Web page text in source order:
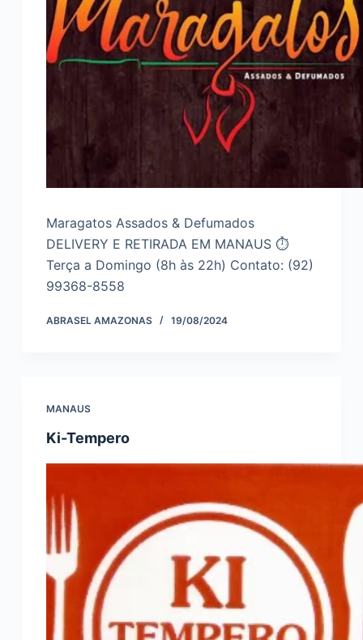
Maragatos Assados & Defumados
DELIVERY E RETIRADA EM MANAUS ⏱
Terça a Domingo (8h às 22h) Contato: (92)
99368-8558
ABRASEL AMAZONAS 19/08/2024
MANAUS
Ki-Tempero